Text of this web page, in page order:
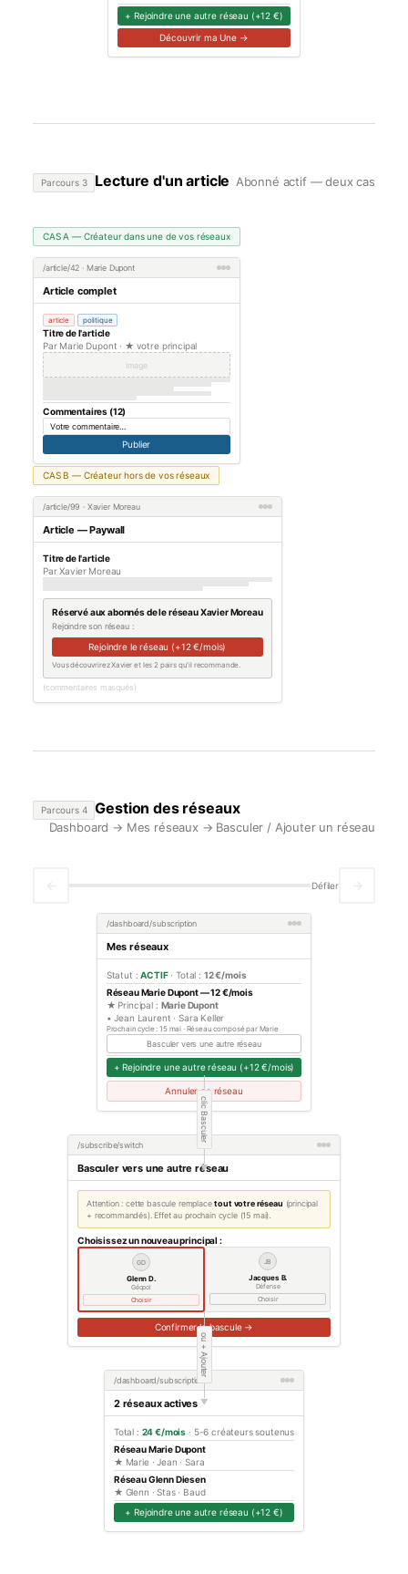
+ Rejoindre une autre réseau (+12 €)
Découvrir ma Une →
Parcours 3 Lecture d'un article Abonné actif — deux cas
CAS A — Créateur dans une de vos réseaux
/article/42 · Marie Dupont
Article complet
article politique
Titre de l'article
Par Marie Dupont · ★ votre principal
image
Commentaires (12)
Votre commentaire…
Publier
CAS B — Créateur hors de vos réseaux
/article/99 · Xavier Moreau
Article — Paywall
Titre de l'article
Par Xavier Moreau
Réservé aux abonnés de le réseau Xavier Moreau
Rejoindre son réseau :
Rejoindre le réseau (+12 €/mois)
Vous découvrirez Xavier et les 2 pairs qu'il recommande.
(commentaires masqués)
Parcours 4 Gestion des réseaux
Dashboard → Mes réseaux → Basculer / Ajouter un réseau
Défiler
/dashboard/subscription
Mes réseaux
Statut :ACTIF· Total : 12 €/mois
Réseau Marie Dupont — 12 €/mois
★ Principal : Marie Dupont
• Jean Laurent · Sara Keller
Prochain cycle : 15 mai · Réseau composé par Marie
Basculer vers une autre réseau
+ Rejoindre une autre réseau (+12 €/mois)
Annuler ce réseau
clic Basculer
▶
/subscribe/switch
Basculer vers une autre réseau
Attention : cette bascule remplacetout votre réseau (principal
+ recommandés). Effet au prochain cycle (15 mai).
Choisissez un nouveau principal :
GD
Glenn D.
Géopol
Choisir
JB
Jacques B.
Défense
Choisir
Confirmer la bascule →
ou + Ajouter
▶
/dashboard/subscription
2 réseaux actives
Total : 24 €/mois · 5-6 créateurs soutenus
Réseau Marie Dupont
★ Marie · Jean · Sara
Réseau Glenn Diesen
★ Glenn · Stas · Baud
+ Rejoindre une autre réseau (+12 €)